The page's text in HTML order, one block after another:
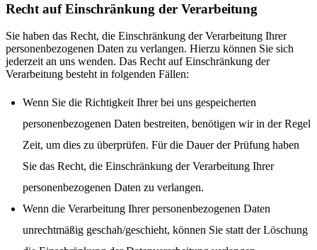
Recht auf Einschränkung der Verarbeitung
Sie haben das Recht, die Einschränkung der Verarbeitung Ihrer
personenbezogenen Daten zu verlangen. Hierzu können Sie sich
jederzeit an uns wenden. Das Recht auf Einschränkung der
Verarbeitung besteht in folgenden Fällen:
Wenn Sie die Richtigkeit Ihrer bei uns gespeicherten
personenbezogenen Daten bestreiten, benötigen wir in der Regel
Zeit, um dies zu überprüfen. Für die Dauer der Prüfung haben
Sie das Recht, die Einschränkung der Verarbeitung Ihrer
personenbezogenen Daten zu verlangen.
Wenn die Verarbeitung Ihrer personenbezogenen Daten
unrechtmäßig geschah/geschieht, können Sie statt der Löschung